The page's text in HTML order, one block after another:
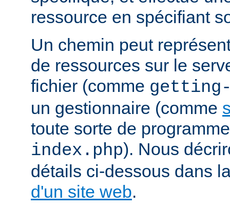
ressource en spécifiant
Un chemin peut
de ressources sur le
fichier (comme
un gestionnaire (comme
toute sorte de
index.php). Nous
détails ci-dessous dans
d'un site web.